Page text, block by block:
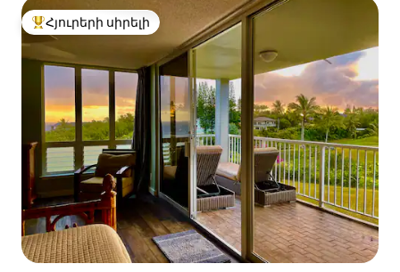
Հյուրերի սիրելի լավագույն տները
Հյուրերի սիրելի